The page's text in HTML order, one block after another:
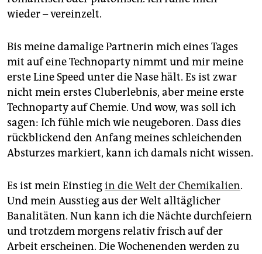
wieder – vereinzelt.
Bis meine damalige Partnerin mich eines Tages
mit auf eine Technoparty nimmt und mir meine
erste Line Speed unter die Nase hält. Es ist zwar
nicht mein erstes Cluberlebnis, aber meine erste
Technoparty auf Chemie. Und wow, was soll ich
sagen: Ich fühle mich wie neugeboren. Dass dies
rückblickend den Anfang meines schleichenden
Absturzes markiert, kann ich damals nicht wissen.
Es ist mein Einstiegin die Welt der Chemikalien.
Und mein Ausstieg aus der Welt alltäglicher
Banalitäten. Nun kann ich die Nächte durchfeiern
und trotzdem morgens relativ frisch auf der
Arbeit erscheinen. Die Wochenenden werden zu